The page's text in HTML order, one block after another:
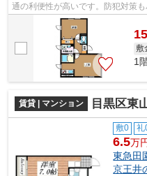
通の利便性が高いです。防犯対策
す。できるだけ早めに不動産情報
敷
1
賃貸 | マンション 目黒区東
敷0 礼
6.5万
東急田
京王井